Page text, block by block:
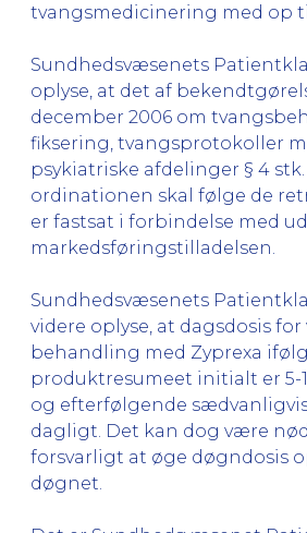
tvangsmedicinering med op
Sundhedsvæsenets
oplyse, at det af
december 2006 om
fiksering, tvangsprotokoller
psykiatriske afdelinger § 4
ordinationen skal følge de
er fastsat i forbindelse med
markedsføringstilladelsen.
Sundhedsvæsenets
videre oplyse, at dagsdosis for
behandling med Zyprexa
produktresumeet initialt er 5-
og efterfølgende
dagligt. Det kan dog være
forsvarligt at øge døgndosis
døgnet.